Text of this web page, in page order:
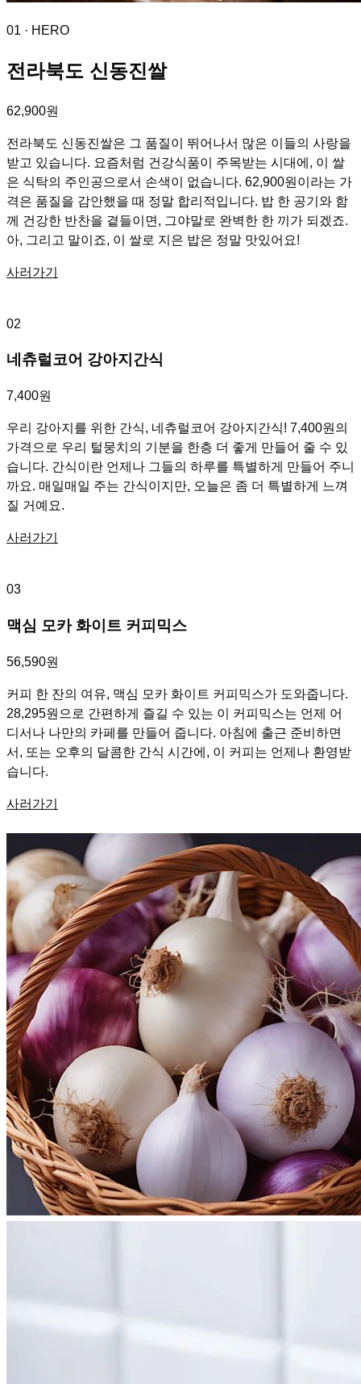
01 · HERO
전라북도 신동진쌀
62,900원
전라북도 신동진쌀은 그 품질이 뛰어나서 많은 이들의 사랑을
받고 있습니다. 요즘처럼 건강식품이 주목받는 시대에, 이 쌀
은 식탁의 주인공으로서 손색이 없습니다. 62,900원이라는 가
격은 품질을 감안했을 때 정말 합리적입니다. 밥 한 공기와 함
께 건강한 반찬을 곁들이면, 그야말로 완벽한 한 끼가 되겠죠.
아, 그리고 말이죠, 이 쌀로 지은 밥은 정말 맛있어요!
사러가기
02
네츄럴코어 강아지간식
7,400원
우리 강아지를 위한 간식, 네츄럴코어 강아지간식! 7,400원의
가격으로 우리 털뭉치의 기분을 한층 더 좋게 만들어 줄 수 있
습니다. 간식이란 언제나 그들의 하루를 특별하게 만들어 주니
까요. 매일매일 주는 간식이지만, 오늘은 좀 더 특별하게 느껴
질 거예요.
사러가기
03
맥심 모카 화이트 커피믹스
56,590원
커피 한 잔의 여유, 맥심 모카 화이트 커피믹스가 도와줍니다.
28,295원으로 간편하게 즐길 수 있는 이 커피믹스는 언제 어
디서나 나만의 카페를 만들어 줍니다. 아침에 출근 준비하면
서, 또는 오후의 달콤한 간식 시간에, 이 커피는 언제나 환영받
습니다.
사러가기